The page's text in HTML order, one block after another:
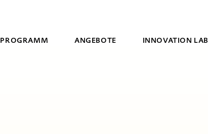
PROGRAMM ANGEBOTE INNOVATION LAB